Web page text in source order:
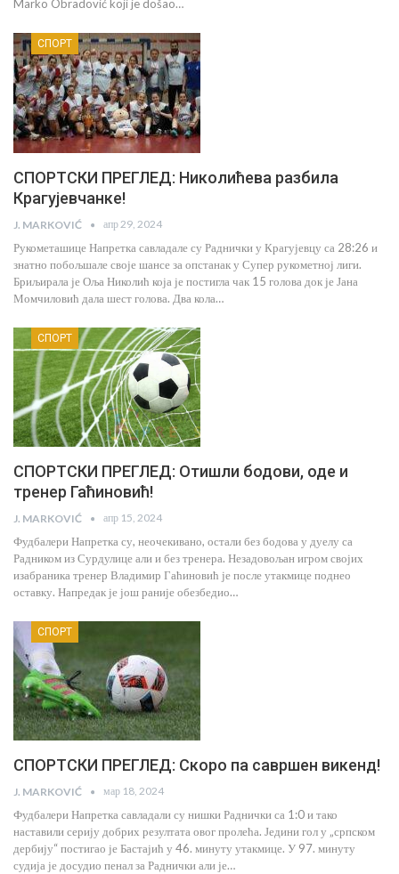
Marko Obradović koji je došao…
СПОРТ
СПОРТСКИ ПРЕГЛЕД: Николићева разбила
Крагујевчанке!
J. MARKOVIĆ апр 29, 2024
Рукометашице Напретка савладале су Раднички у Крагујевцу са 28:26 и
знатно побољшале своје шансе за опстанак у Супер рукометној лиги.
Бриљирала је Оља Николић која је постигла чак 15 голова док је Јана
Момчиловић дала шест голова. Два кола…
СПОРТ
СПОРТСКИ ПРЕГЛЕД: Отишли бодови, оде и
тренер Гаћиновић!
J. MARKOVIĆ апр 15, 2024
Фудбалери Напретка су, неочекивано, остали без бодова у дуелу са
Радником из Сурдулице али и без тренера. Незадовољан игром својих
изабраника тренер Владимир Гаћиновић је после утакмице поднео
оставку. Напредак је још раније обезбедио…
СПОРТ
СПОРТСКИ ПРЕГЛЕД: Скоро па савршен викенд!
J. MARKOVIĆ мар 18, 2024
Фудбалери Напретка савладали су нишки Раднички са 1:0 и тако
наставили серију добрих резултата овог пролећа. Једини гол у „српском
дербију“ постигао је Бастајић у 46. минуту утакмице. У 97. минуту
судија је досудио пенал за Раднички али је…